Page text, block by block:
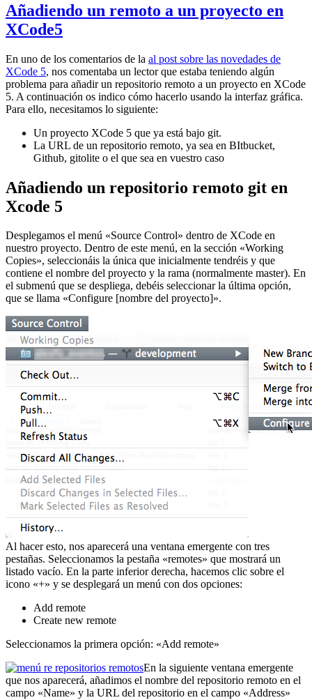
Añadiendo un remoto a un proyecto en
XCode5
En uno de los comentarios de la al post sobre las novedades de
XCode 5, nos comentaba un lector que estaba teniendo algún
problema para añadir un repositorio remoto a un proyecto en XCode
5. A continuación os indico cómo hacerlo usando la interfaz gráfica.
Para ello, necesitamos lo siguiente:
Un proyecto XCode 5 que ya está bajo git.
La URL de un repositorio remoto, ya sea en BItbucket,
Github, gitolite o el que sea en vuestro caso
Añadiendo un repositorio remoto git en
Xcode 5
Desplegamos el menú «Source Control» dentro de XCode en
nuestro proyecto. Dentro de este menú, en la sección «Working
Copies», seleccionáis la única que inicialmente tendréis y que
contiene el nombre del proyecto y la rama (normalmente master). En
el submenú que se despliega, debéis seleccionar la última opción,
que se llama «Configure [nombre del proyecto]».
Al hacer esto, nos aparecerá una ventana emergente con tres
pestañas. Seleccionamos la pestaña «remotes» que mostrará un
listado vacío. En la parte inferior derecha, hacemos clic sobre el
icono «+» y se desplegará un menú con dos opciones:
Add remote
Create new remote
Seleccionamos la primera opción: «Add remote»
En la siguiente ventana emergente
que nos aparecerá, añadimos el nombre del repositorio remoto en el
campo «Name» y la URL del repositorio en el campo «Address»